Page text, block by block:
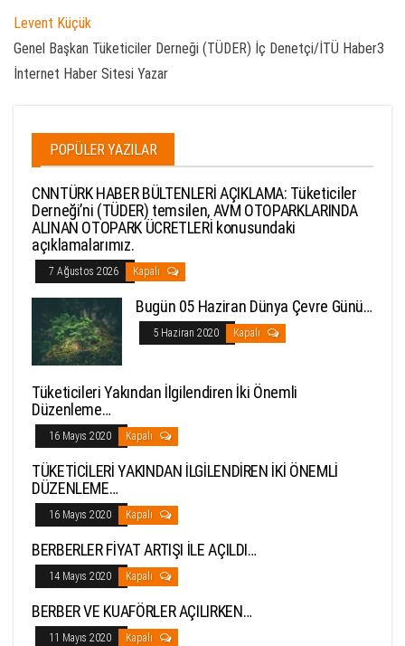
Levent Küçük
Genel Başkan Tüketiciler Derneği (TÜDER) İç Denetçi/İTÜ Haber3
İnternet Haber Sitesi Yazar
POPÜLER YAZILAR
CNNTÜRK HABER BÜLTENLERİ AÇIKLAMA: Tüketiciler
Derneği’ni (TÜDER) temsilen, AVM OTOPARKLARINDA
ALINAN OTOPARK ÜCRETLERİ konusundaki
açıklamalarımız.
7 Ağustos 2026 Kapalı
Bugün 05 Haziran Dünya Çevre Günü…
5 Haziran 2020 Kapalı
Tüketicileri Yakından İlgilendiren İki Önemli
Düzenleme…
16 Mayıs 2020 Kapalı
TÜKETİCİLERİ YAKINDAN İLGİLENDİREN İKİ ÖNEMLİ
DÜZENLEME…
16 Mayıs 2020 Kapalı
BERBERLER FİYAT ARTIŞI İLE AÇILDI…
14 Mayıs 2020 Kapalı
BERBER VE KUAFÖRLER AÇILIRKEN…
11 Mayıs 2020 Kapalı